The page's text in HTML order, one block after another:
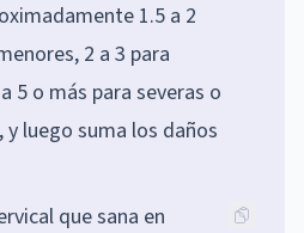
1.5 a 2
2 a 3 para
5 o más para severas o
luego suma los daños
que sana en